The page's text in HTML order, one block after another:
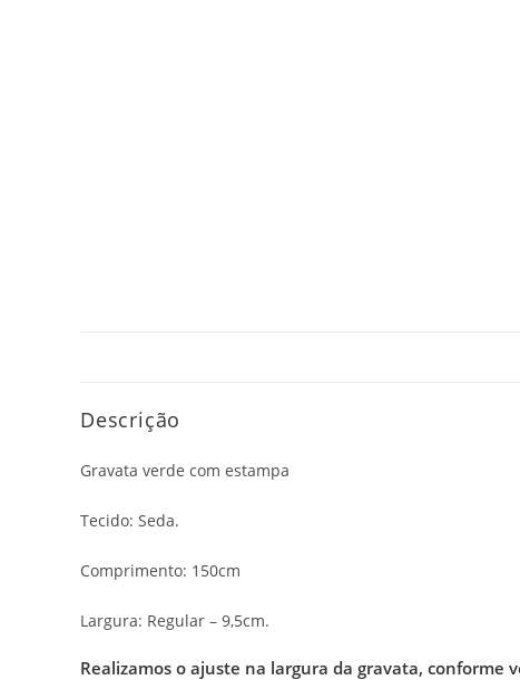
Descrição
Gravata verde com estampa
Tecido: Seda.
Comprimento: 150cm
Largura: Regular – 9,5cm.
Realizamos o ajuste na largura da gravata, conforme